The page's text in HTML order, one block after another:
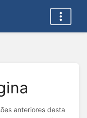
anteriores desta